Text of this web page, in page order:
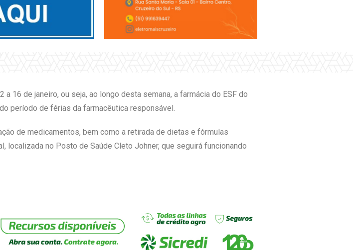
16 de janeiro, ou seja, ao longo desta semana, a farmácia do ESF do
período de férias da farmacêutica responsável.
de medicamentos, bem como a retirada de dietas e fórmulas
localizada no Posto de Saúde Cleto Johner, que seguirá funcionando